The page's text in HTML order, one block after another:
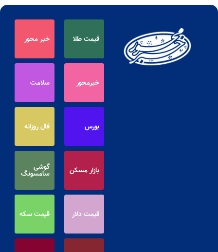
قیمت طلا خبر محور
خبرمحور سلامت
بورس فال روزانه
بازار مسکن گوشی
سامسونگ
قیمت دلار قیمت سکه